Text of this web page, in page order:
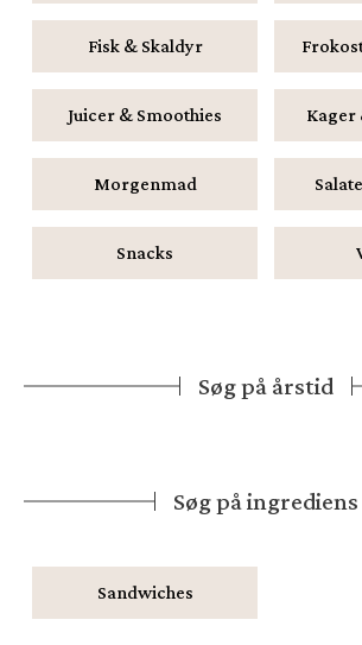
Fisk & Skaldyr
Juicer & Smoothies Kager
Morgenmad
Snacks
Søg på årstid
Søg på ingrediens
Sandwiches